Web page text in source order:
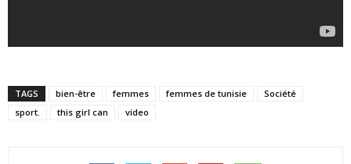
TAGS bien-être femmes femmes de tunisie
Société
sport.
this girl can video